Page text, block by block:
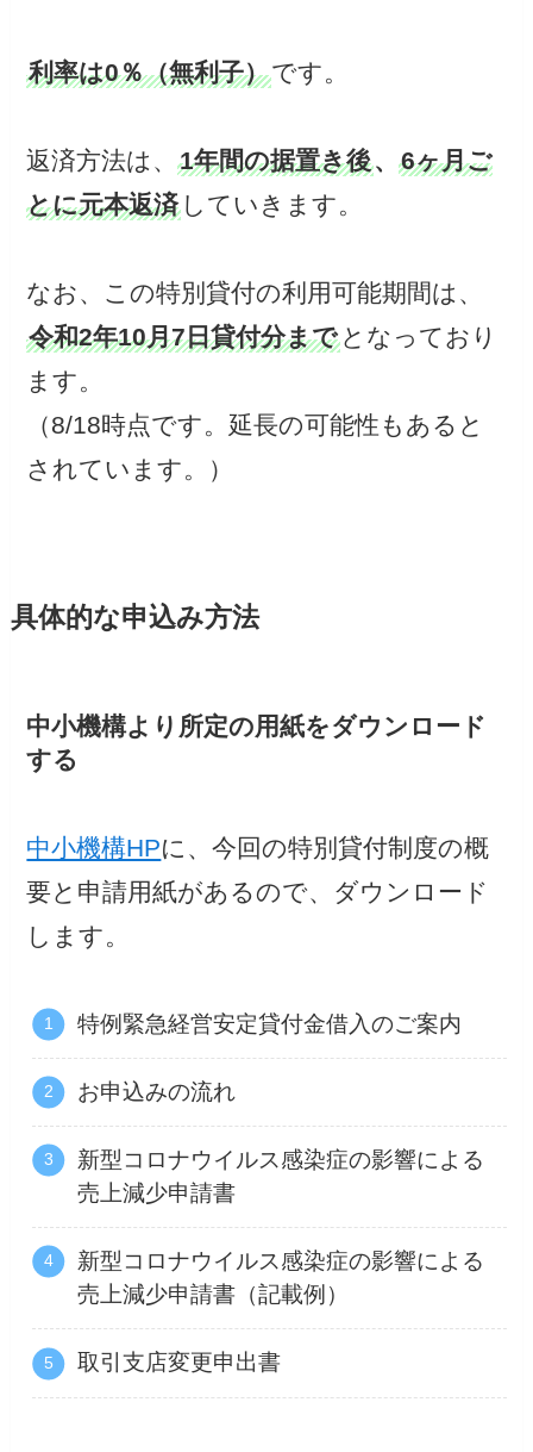
利率は0％（無利子）です。
返済方法は、1年間の据置き後、6ヶ月ご
とに元本返済 していきます。
なお、この特別貸付の利用可能期間は、
令和2年10月7日貸付分まで となっており
ます。
（8/18時点です。延長の可能性もあると
されています。）
具体的な申込み方法
中小機構より所定の用紙をダウンロード
する
中小機構HPに、今回の特別貸付制度の概
要と申請用紙があるので、ダウンロード
します。
特例緊急経営安定貸付金借入のご案内
お申込みの流れ
新型コロナウイルス感染症の影響による
売上減少申請書
新型コロナウイルス感染症の影響による
売上減少申請書（記載例）
取引支店変更申出書